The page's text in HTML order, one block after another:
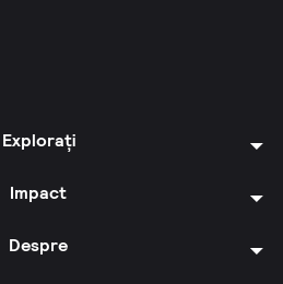
Explorați
Impact
Despre